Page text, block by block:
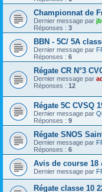
Championnat de
Dernier message par
Réponses : 3
BBN - 5C/ 5A
Dernier message par
Réponses : 6
Régate CR N°3
Dernier message par
Réponses : 12
Régate 5C CVSQ
Dernier message par
Réponses : 9
Régate SNOS
Dernier message par
Réponses : 6
Avis de course 18
Dernier message par
Régate classe 10